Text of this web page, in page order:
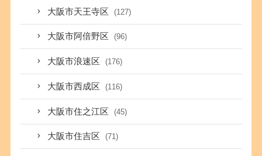
大阪市天王寺区 (127)
大阪市阿倍野区 (96)
大阪市浪速区 (176)
大阪市西成区 (116)
大阪市住之江区 (45)
大阪市住吉区 (71)